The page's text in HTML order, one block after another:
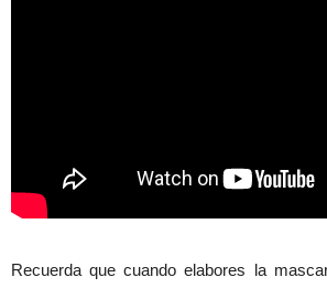
Recuerda que cuando elabores la